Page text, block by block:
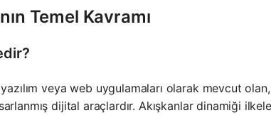
Temel Kavramı
yazılım veya web uygulamaları olarak mevcut
dijital araçlardır. Akışkanlar dinamiği